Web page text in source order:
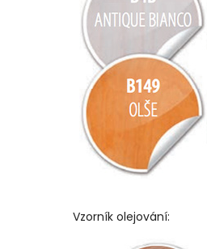
Vzorník olejování: